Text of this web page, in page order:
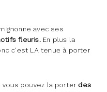
avec ses
fleuris.En plus la
c’est LA tenue à porter
vous pouvez la porter des